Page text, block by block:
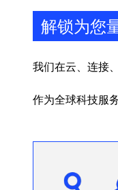
解锁为您
我们在云、连接
作为全球科技服